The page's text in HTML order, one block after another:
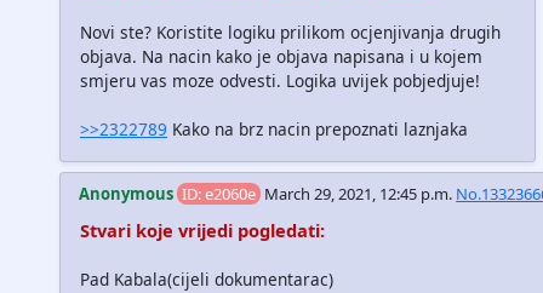
Novi ste? Koristite logiku prilikom ocjenjivanja drugih
objava. Na nacin kako je objava napisana i u kojem
smjeru vas moze odvesti. Logika uvijek pobjedjuje!
>>2322789 Kako na brz nacin prepoznati laznjaka
Anonymous ID: e2060e March 29, 2021, 12:45 p.m.
Stvari koje vrijedi pogledati:
Pad Kabala(cijeli dokumentarac)